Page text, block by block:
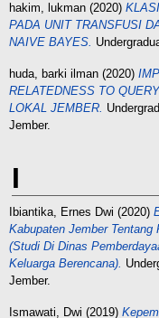
hakim, lukman (2020)
PADA UNIT TRANSFUSI
NAIVE BAYES.
huda, barki ilman (2020)
RELATEDNESS TO
LOKAL JEMBER.
Jember.
I
Ibiantika, Ernes Dwi (2020)
Kabupaten Jember Tentang
(Studi Di Dinas
Keluarga Berencana).
Jember.
Ismawati, Dwi (2019)